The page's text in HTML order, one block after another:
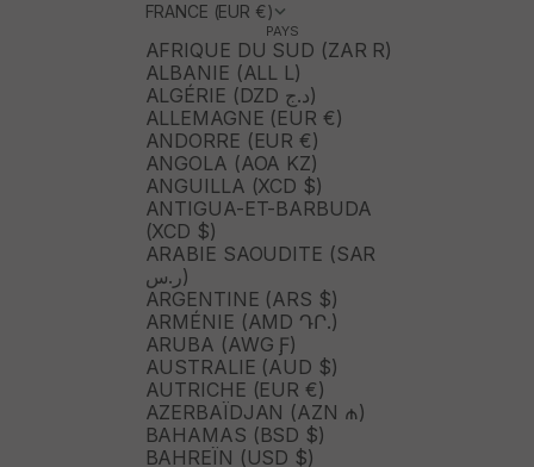
FRANCE (EUR €)
PAYS
AFRIQUE DU SUD (ZAR R)
ALBANIE (ALL L)
ALGÉRIE (DZD د.ج)
ALLEMAGNE (EUR €)
ANDORRE (EUR €)
ANGOLA (AOA KZ)
ANGUILLA (XCD $)
ANTIGUA-ET-BARBUDA
(XCD $)
ARABIE SAOUDITE (SAR
ر.س)
ARGENTINE (ARS $)
ARMÉNIE (AMD ԴՐ.)
ARUBA (AWG Ƒ)
AUSTRALIE (AUD $)
AUTRICHE (EUR €)
AZERBAÏDJAN (AZN ₼)
BAHAMAS (BSD $)
BAHREÏN (USD $)